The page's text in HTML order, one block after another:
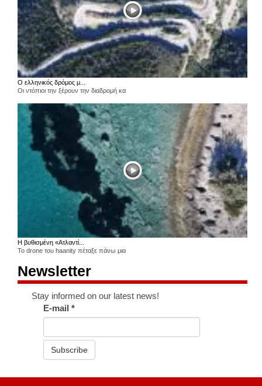
Ο ελληνικός δρόμος μ...
Οι ντόπιοι την ξέρουν την διαδρομή κα
Η βυθισμένη «Ατλαντί...
Το drone του haanity πέταξε πάνω μια
Newsletter
Stay informed on our latest news!
E-mail*
Subscribe